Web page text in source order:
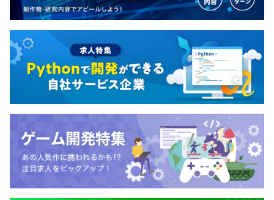
役員9名中、3名はエンジニアです。
社外からはRuby開発者まつもとひろゆき氏、リーダブル
コード解説者の須藤氏など、強力なメンバーを集め技術力
の向上に取り組んでいます。